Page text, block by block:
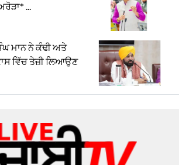
...
ਮਾਨ ਨੇ ਕੰਢੀ ਅਤੇ
ਵਿੱਚ ਤੇਜ਼ੀ ਲਿਆਉਣ